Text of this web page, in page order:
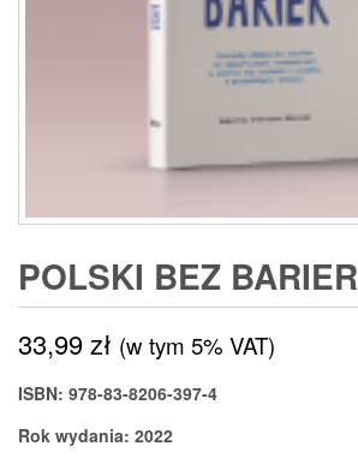
POLSKI BEZ BARIER
33,99zł (w tym 5% VAT)
ISBN: 978-83-8206-397-4
Rok wydania: 2022